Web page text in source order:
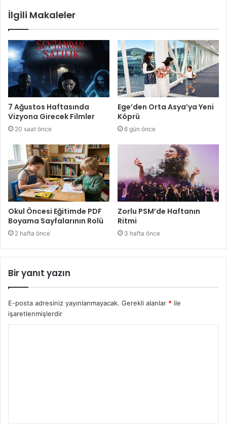
İlgili Makaleler
7 Ağustos Haftasında
Vizyona Girecek Filmler
20 saat önce
Ege’den Orta Asya’ya Yeni
Köprü
6 gün önce
Okul Öncesi Eğitimde PDF
Boyama Sayfalarının Rolü
2 hafta önce
Zorlu PSM’de Haftanın
Ritmi
3 hafta önce
Bir yanıt yazın
E-posta adresiniz yayınlanmayacak. Gerekli alanlar * ile
işaretlenmişlerdir